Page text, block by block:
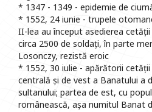
* 1347 - 1349 - epidemie de
* 1552, 24 iunie - trupele
II-lea au început asedierea
circa 2500 de soldați, în parte
Losonczy, rezistă eroic
* 1552, 30 iulie - apărătorii
centrală și de vest a Banatului a
sultanului; partea de est, cu
românească, așa numitul Banat